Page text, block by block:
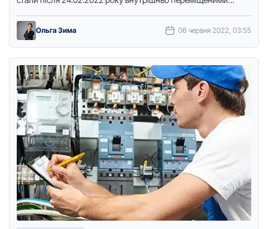
Ольга Зима 06 червня 2022, 03:55